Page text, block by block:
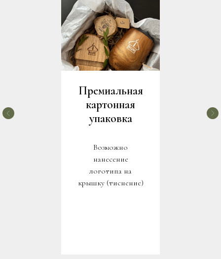
Премиальная
картонная
упаковка
Возможно
нанесение
логотипа на
крышку (тиснение)